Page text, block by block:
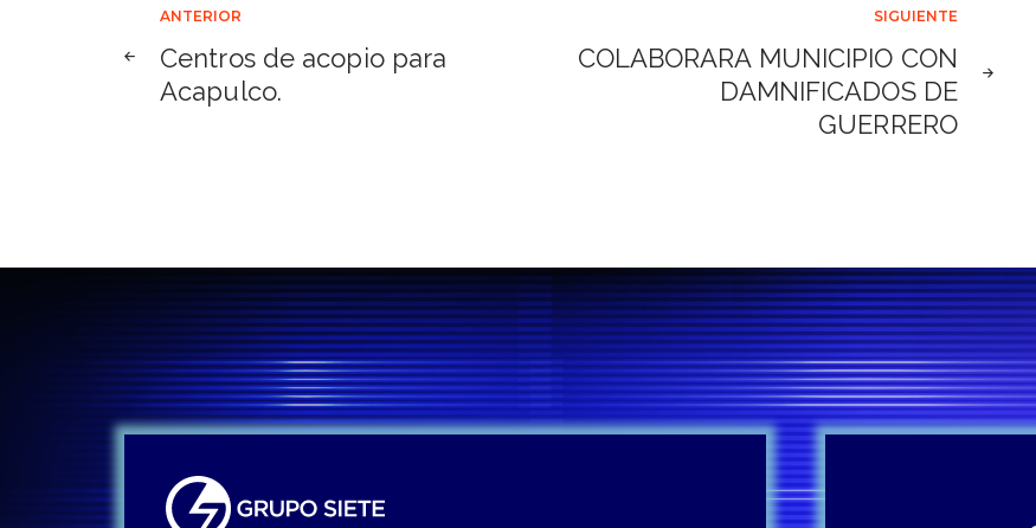
Navegación
de
ANTERIOR
Centros de acopio para
Acapulco.
SIGUIENTE
COLABORARA MUNICIPIO CON
DAMNIFICADOS DE
GUERRERO